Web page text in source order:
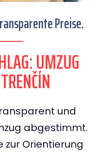
Preise.
UMZUG
und
abgestimmt.
zur Orientierung